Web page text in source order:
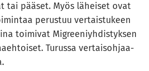
tai pää­set. Myös lä­hei­set ovat
pe­rus­tuu ver­tais­tu­keen
toi­mi­vat Migree­niyh­dis­tyk­sen
Tu­rus­sa ver­tai­soh­jaa­